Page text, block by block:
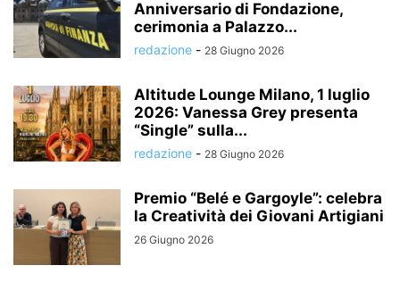
Anniversario di Fondazione,
cerimonia a Palazzo...
redazione - 28 Giugno 2026
Altitude Lounge Milano, 1 luglio
2026: Vanessa Grey presenta
“Single” sulla...
redazione - 28 Giugno 2026
Premio “Belé e Gargoyle”: celebra
la Creatività dei Giovani Artigiani
26 Giugno 2026